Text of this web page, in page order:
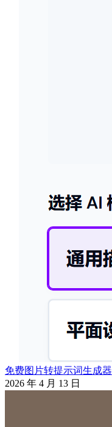
免费图片转提示词生成器
2026 年 4 月 13 日